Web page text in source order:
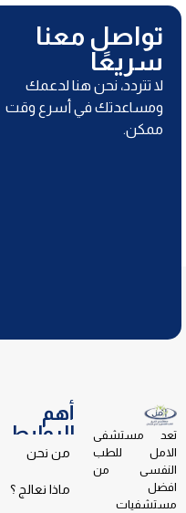
تواصل معنا
سريعًا
لا تتردد، نحن هنا لدعمك
ومساعدتك في أسرع وقت
ممكن.
تعد مستشفى
الامل للطب
النفسى من
افضل
مستشفيات
أهم
الروابط
من نحن
ماذا نعالج ؟